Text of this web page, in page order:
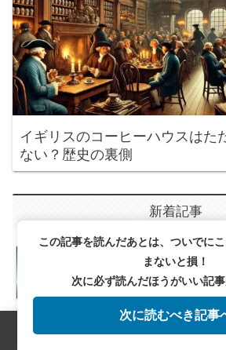
イギリスのコーヒーハウスはた
ない？歴史の裏側
新着記事
バシャとは？コー
味わう至福のひとと
コーヒーの苦味を
一杯を見つける方
この記事を読んだあとは、ついでに
まないと損！
次に必ず読んだほうがいい記
次に読むべき記事